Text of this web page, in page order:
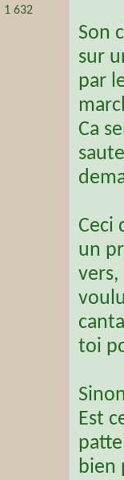
1 632
Son
sur
par
Ca
Ceci
un
vers,
toi
Est
bien